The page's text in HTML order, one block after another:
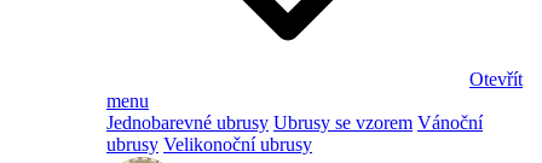
Otevřít
menu
Jednobarevné ubrusy Ubrusy se vzorem Vánoční
ubrusy Velikonoční ubrusy